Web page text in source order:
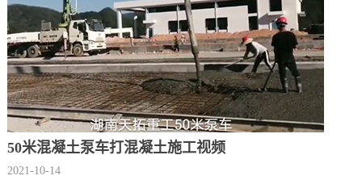
50米混凝土泵车打混凝土施工视频
2021-10-14